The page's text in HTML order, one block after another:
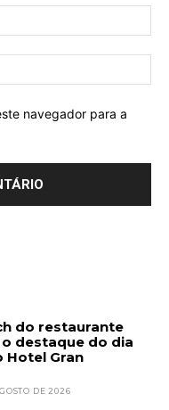
navegador para a
do restaurante
destaque do dia
Hotel Gran
DE 2026